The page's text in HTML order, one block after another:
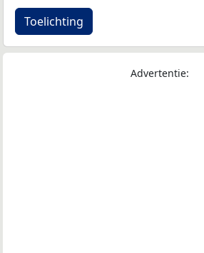
Toelichting
Advertentie: